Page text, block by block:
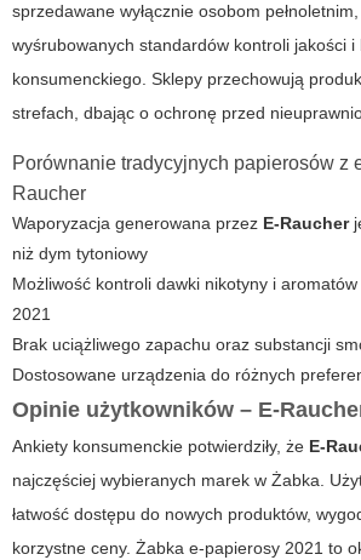
sprzedawane wyłącznie osobom
wyśrubowanych standardów kontroli jakości i
konsumenckiego. Sklepy przechowują
strefach, dbając o ochronę przed
Porównanie tradycyjnych papierosów z
Raucher
Waporyzacja generowana przez E-Raucher
niż dym tytoniowy
Możliwość kontroli dawki nikotyny i aromatów
2021
Brak uciążliwego zapachu oraz substancji
Dostosowane urządzenia do różnych
Opinie użytkowników – E-
Ankiety konsumenckie potwierdziły, że E-
najczęściej wybieranych marek w Żabka.
łatwość dostępu do nowych produktów,
korzystne ceny. Żabka e-papierosy 2021 to